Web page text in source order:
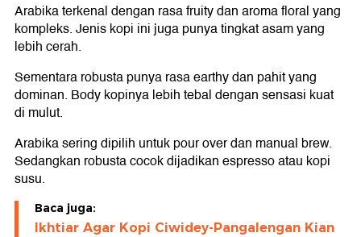
Arabika terkenal dengan rasa fruity dan aroma floral yang
kompleks. Jenis kopi ini juga punya tingkat asam yang
lebih cerah.
Sementara robusta punya rasa earthy dan pahit yang
dominan. Body kopinya lebih tebal dengan sensasi kuat
di mulut.
Arabika sering dipilih untuk pour over dan manual brew.
Sedangkan robusta cocok dijadikan espresso atau kopi
susu.
Baca juga:
Ikhtiar Agar Kopi Ciwidey-Pangalengan Kian